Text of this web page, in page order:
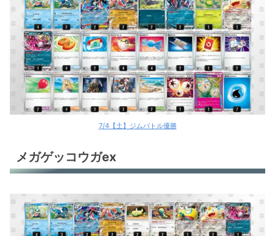
7/4【土】ジムバトル優勝
メガゲッコウガex